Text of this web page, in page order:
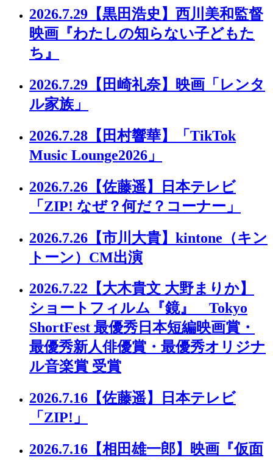
2026.7.29 【黒田浩史】西川美和監督
映画『わたしの知らない子どもた
ち』
2026.7.29 【田崎礼奈】映画「レンタ
ル家族」
2026.7.28 【田村響華】「TikTok
Music Lounge2026」
2026.7.26 【佐藤遥】日本テレビ
「ZIP! なぜ？何だ？コーナー」
2026.7.26 【市川大貴】kintone（キン
トーン）CM出演
2026.7.22 【大木貴文 大野まりか】
ショートフィルム『鏡』 Tokyo
ShortFest 最優秀日本短編映画賞・
最優秀新人俳優賞・最優秀オリジナ
ル音楽賞 受賞
2026.7.16 【佐藤遥】日本テレビ
「ZIP!」
2026.7.16 【相田雄一郎】映画『仮面